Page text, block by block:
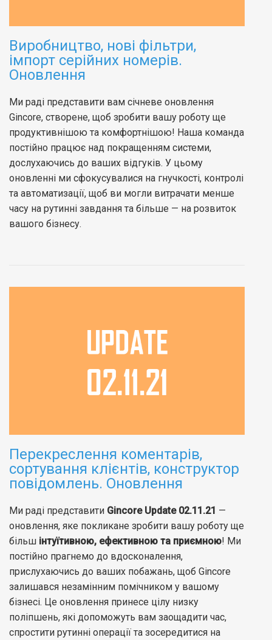
Виробництво, нові фільтри,
імпорт серійних номерів.
Оновлення
Ми раді представити вам січневе оновлення
Gincore, створене, щоб зробити вашу роботу ще
продуктивнішою та комфортнішою! Наша команда
постійно працює над покращенням системи,
дослухаючись до ваших відгуків. У цьому
оновленні ми сфокусувалися на гнучкості, контролі
та автоматизації, щоб ви могли витрачати менше
часу на рутинні завдання та більше — на розвиток
вашого бізнесу.
Перекреслення коментарів,
сортування клієнтів, конструктор
повідомлень. Оновлення
Ми раді представити Gincore Update 02.11.21 —
оновлення, яке покликане зробити вашу роботу ще
більш інтуїтивною, ефективною та приємною! Ми
постійно прагнемо до вдосконалення,
прислухаючись до ваших побажань, щоб Gincore
залишався незамінним помічником у вашому
бізнесі. Це оновлення принесе цілу низку
поліпшень, які допоможуть вам заощадити час,
спростити рутинні операції та зосередитися на